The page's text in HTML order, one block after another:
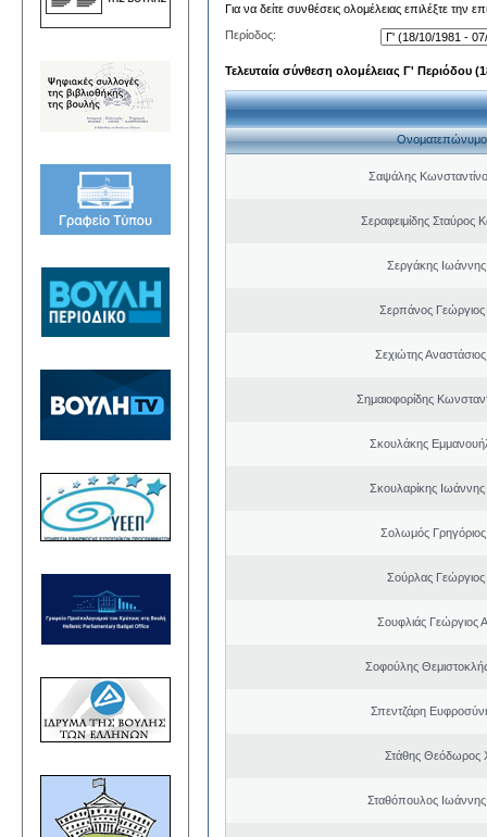
Για να δείτε συνθέσεις ολομέλειας επιλέξτε την
Περίοδος:
Τελευταία σύνθεση ολομέλειας Γ' Περιόδου
Ονοματεπώνυμο
Σαψάλης
Σεραφειμίδης Σταύρος
Σεργάκης
Σερπάνος Γεώργιος
Σεχιώτης Αναστάσιος
Σημαιοφορίδης
Σκουλάκης
Σκουλαρίκης
Σολωμός
Σούρλας
Σουφλιάς Γεώργιος
Σοφούλης
Σπεντζάρη
Στάθης Θεόδωρος
Σταθόπουλος